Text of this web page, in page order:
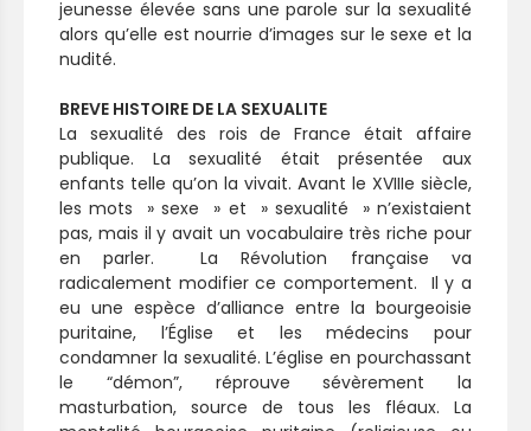
jeunesse élevée sans une parole sur la sexualité
alors qu’elle est nourrie d’images sur le sexe et la
nudité.
BREVE HISTOIRE DE LA SEXUALITE
La sexualité des rois de France était affaire
publique. La sexualité était présentée aux
enfants telle qu’on la vivait. Avant le XVIIIe siècle,
les mots » sexe » et » sexualité » n’existaient
pas, mais il y avait un vocabulaire très riche pour
en parler. La Révolution française va
radicalement modifier ce comportement. Il y a
eu une espèce d’alliance entre la bourgeoisie
puritaine, l’Église et les médecins pour
condamner la sexualité. L’église en pourchassant
le “démon”, réprouve sévèrement la
masturbation, source de tous les fléaux. La